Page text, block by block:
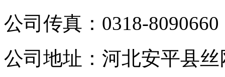
公司传真： 0318-8090660
公司地址： 河北安平县